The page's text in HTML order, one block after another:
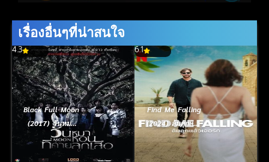
เรื่องอื่นๆที่น่าสนใจ
4.3
Black Full Moon
(2017) วันหมา
หอนที่ค่ายลูกเสือ
6.1
Find Me Falling
(2024) ล้มลุกแล้ว
เจอรัก